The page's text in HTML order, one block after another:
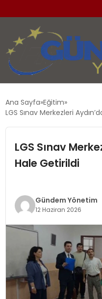
DÜNYA
SPOR
TEKNOLOJI
SAĞLIK
YAŞAM
Ana Sayfa Eğitim
LGS Sınav Merkezleri
LGS Sınav
Hale Getirildi
Gündem Yönetim
12 Haziran 2026